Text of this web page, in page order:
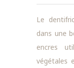
Le
dans une
encres
végétales